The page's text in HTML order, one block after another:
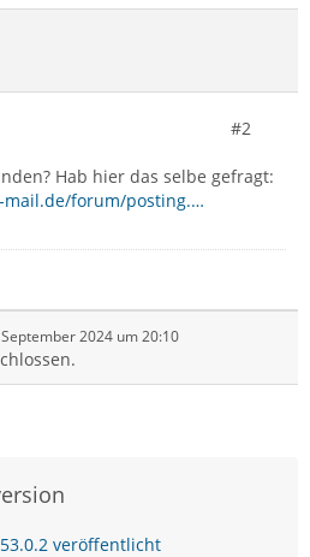
#2
Hab hier das selbe gefragt:
forum/posting.…
2024 um 20:10
veröffentlicht